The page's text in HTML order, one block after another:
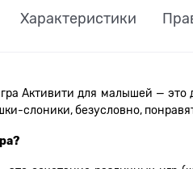
Характеристики
Активити для малышей — это
слоники, безусловно,